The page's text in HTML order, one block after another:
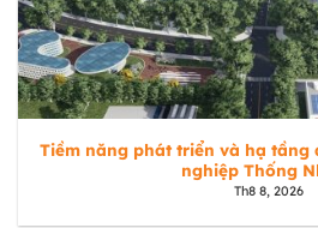
Tiềm năng phát triển và hạ tầng
nghiệp Thống
Th8 8, 2026